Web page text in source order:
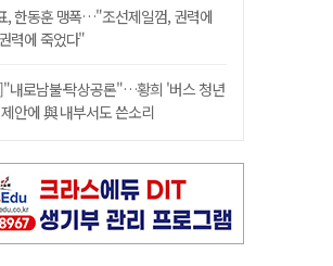
, 한동훈 맹폭…"조선제일껌, 권력에
력에 죽었다"
내로남불·탁상공론"…황희 '버스 청년
안에 與 내부서도 쓴소리